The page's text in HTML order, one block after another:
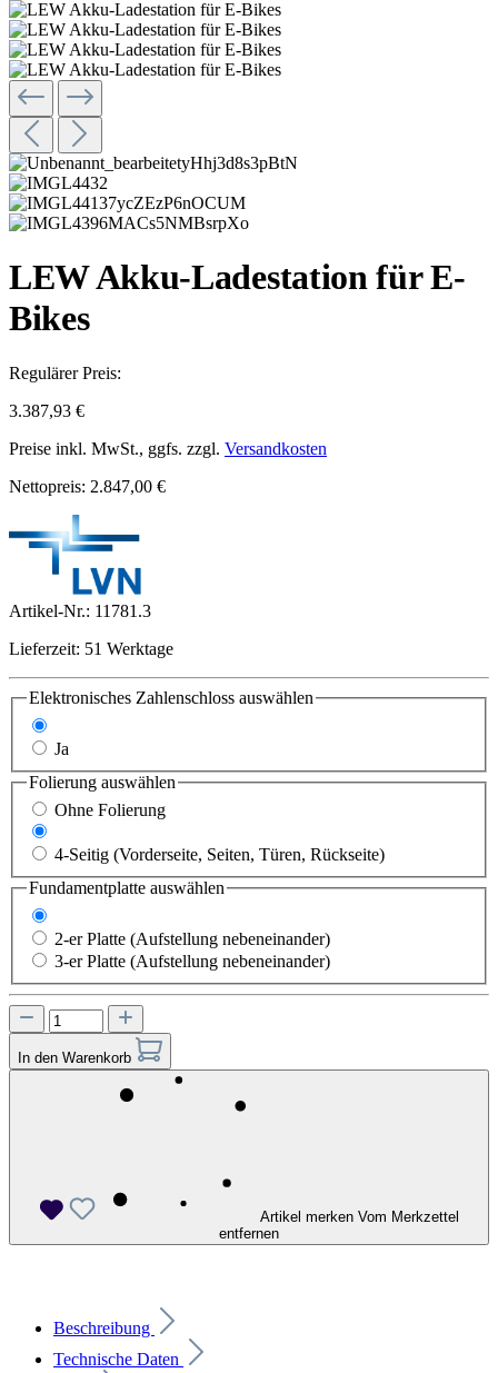
LEW Akku-Ladestation für E-
Bikes
Regulärer Preis:
3.387,93 €
Preise inkl. MwSt., ggfs. zzgl. Versandkosten
Nettopreis: 2.847,00 €
Artikel-Nr.: 11781.3
Lieferzeit: 51 Werktage
Elektronisches Zahlenschloss auswählen
Ja
Folierung auswählen
Ohne Folierung
4-Seitig (Vorderseite, Seiten, Türen, Rückseite)
Fundamentplatte auswählen
2-er Platte (Aufstellung nebeneinander)
3-er Platte (Aufstellung nebeneinander)
In den Warenkorb
Artikel merken Vom Merkzettel
entfernen
Beschreibung
Technische Daten